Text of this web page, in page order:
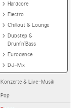
Hardcore
Electro
Chillout & Lounge
Dubstep &
Drum'n'Bass
Eurodance
DJ-Mix
Konzerte & Live-Musik
Pop